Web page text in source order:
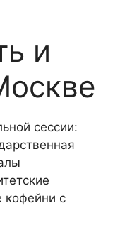
и
сессии:
кофейни с